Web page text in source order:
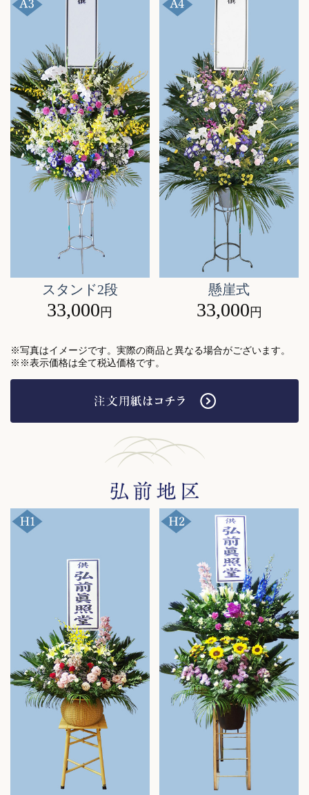
スタンド2段
33,000 円
懸崖式
33,000 円
※写真はイメージです。実際の商品と異なる場合がございます。
※※表示価格は全て税込価格です。